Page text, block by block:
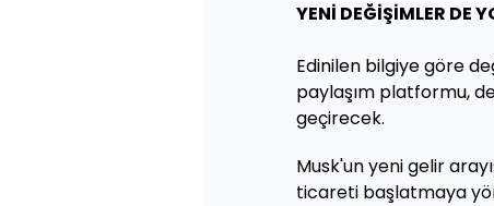
YENİ DEĞİŞİMLER DE
Edinilen bilgiye göre
paylaşım platformu,
geçirecek.
Musk'un yeni gelir
ticareti başlatmaya